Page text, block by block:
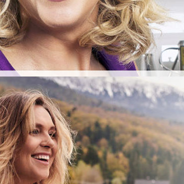
PIECZYSTE POD
CHMURKĄ!
Przepisy na grilla;-)